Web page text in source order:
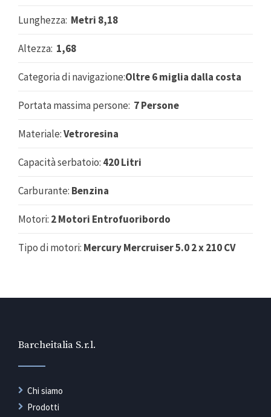
Lunghezza: Metri 8,18
Altezza: 1,68
Categoria di navigazione:Oltre 6 miglia dalla costa
Portata massima persone: 7 Persone
Materiale:Vetroresina
Capacità serbatoio: 420 Litri
Carburante: Benzina
Motori: 2 Motori Entrofuoribordo
Tipo di motori: Mercury Mercruiser 5.0 2 x 210 CV
Barcheitalia S.r.l.
Chi siamo
Prodotti